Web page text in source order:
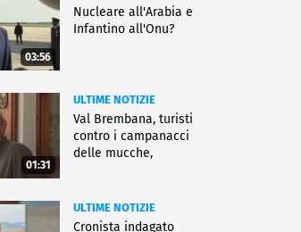
03:56
Nucleare all'Arabia e
Infantino all'Onu?
01:31
ULTIME NOTIZIE
Val Brembana, turisti
contro i campanacci
delle mucche,
ULTIME NOTIZIE
Cronista indagato